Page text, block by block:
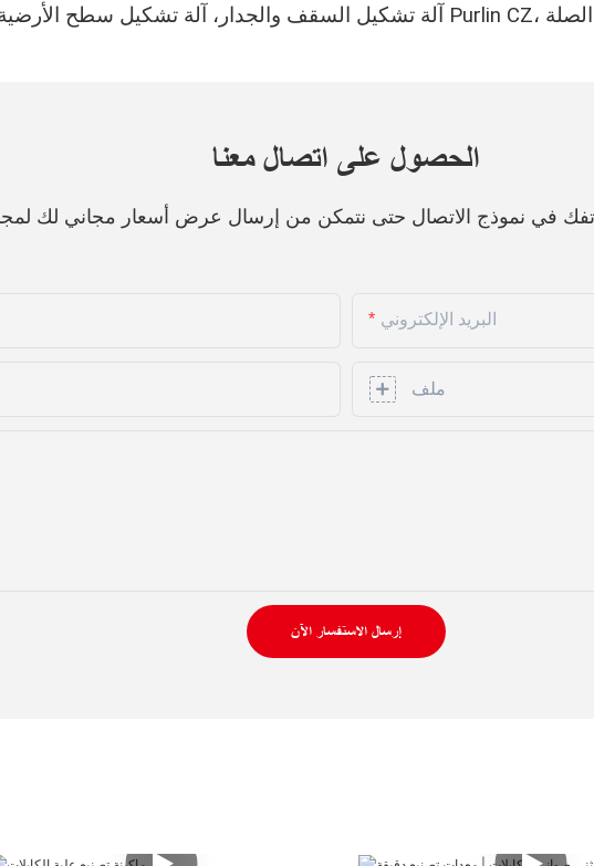
الحصول على اتصال معنا
في نموذج الاتصال حتى نتمكن من إرسال عرض أسعار مجاني لك
البريد الإلكتروني
ملف
إرسال الاستفسار الآن